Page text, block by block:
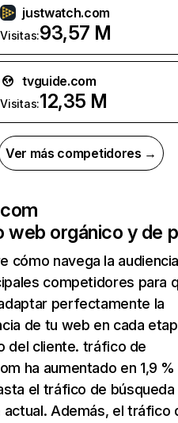
justwatch.com
Visitas:93,57 M
tvguide.com
Visitas:12,35 M
Ver más competidores →
web orgánico y de
cómo navega la
competidores para
perfectamente la
de tu web en cada
del cliente. tráfico de
ha aumentado en 1,9
el tráfico de búsqueda
actual. Además, el tráfico